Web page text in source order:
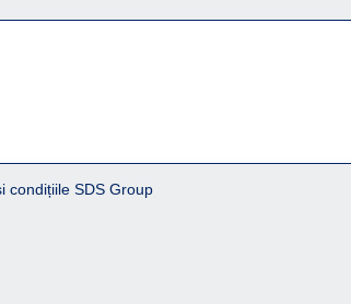
condițiile SDS Group